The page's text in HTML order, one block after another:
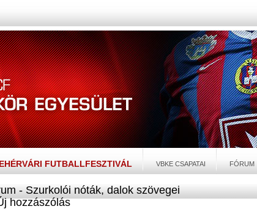
FUTBALLFESZTIVÁL VBKE CSAPATAI FÓRUM
- Szurkolói nóták, dalok szövegei